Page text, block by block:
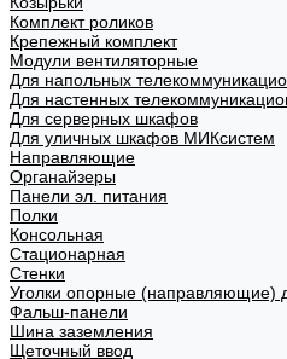
Комплект роликов
Крепежный комплект
Модули вентиляторные
Для напольных
Для настенных
Для серверных шкафов
Для уличных шкафов МИКсистем
Направляющие
Органайзеры
Панели эл. питания
Полки
Консольная
Стационарная
Стенки
Уголки опорные (направляющие)
Фальш-панели
Шина заземления
Щеточный ввод